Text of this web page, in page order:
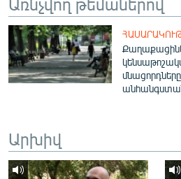
ԲԱՆԱՎԵՃ
ՁԳՏԵԼՈՎ ԼԱՎԱԳՈՒՅՆԻՆ
ՓՈԴՔԱՍԹ
English
Русский
Արխիվ